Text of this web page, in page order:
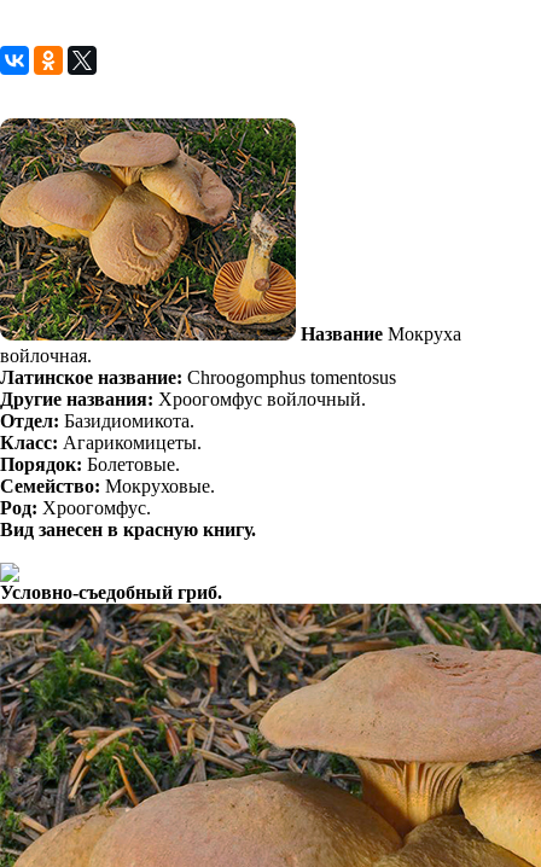
Название Мокруха
войлочная.
Латинское название: Chroogomphus tomentosus
Другие названия: Хроогомфус войлочный.
Отдел: Базидиомикота.
Класс: Агарикомицеты.
Порядок: Болетовые.
Семейство: Мокруховые.
Род: Хроогомфус.
Вид занесен в красную книгу.
Условно-съедобный гриб.